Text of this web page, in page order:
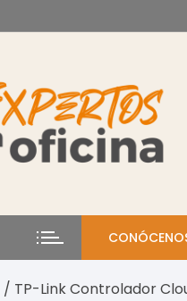
/ TP-Link Controlador